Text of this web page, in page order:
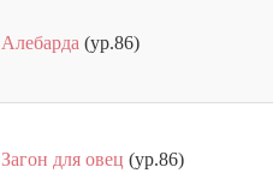
Алебарда (ур.86)
Загон для овец (ур.86)